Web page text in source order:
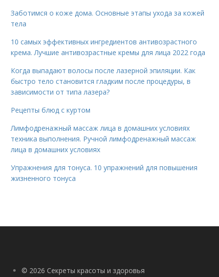
Заботимся о коже дома. Основные этапы ухода за кожей
тела
10 самых эффективных ингредиентов антивозрастного
крема. Лучшие антивозрастные кремы для лица 2022 года
Когда выпадают волосы после лазерной эпиляции. Как
быстро тело становится гладким после процедуры, в
зависимости от типа лазера?
Рецепты блюд с куртом
Лимфодренажный массаж лица в домашних условиях
техника выполнения. Ручной лимфодренажный массаж
лица в домашних условиях
Упражнения для тонуса. 10 упражнений для повышения
жизненного тонуса
© 2026 Секреты красоты и здоровья